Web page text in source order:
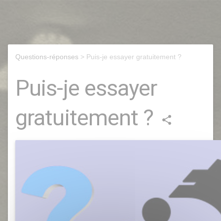
Questions-réponses > Puis-je essayer gratuitement ?
Puis-je essayer
gratuitement ?
share